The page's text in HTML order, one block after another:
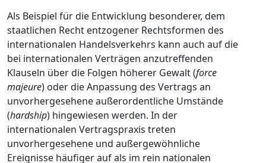
Als Beispiel für die Entwicklung besonderer, dem
staatlichen Recht entzogener Rechtsformen des
internationalen Handelsverkehrs kann auch auf die
bei internationalen Verträgen anzutreffenden
Klauseln über die Folgen höherer Gewalt (force
majeure) oder die Anpassung des Vertrags an
unvorhergesehene außerordentliche Umstände
(hardship) hingewiesen werden. In der
internationalen Vertragspraxis treten
unvorhergesehene und außergewöhnliche
Ereignisse häufiger auf als im rein nationalen